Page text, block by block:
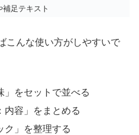
補足テキスト
こんな使い方がしやすいで
」をセットで並べる
内容」をまとめる
ク」を整理する